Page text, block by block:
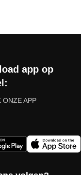
app op
ONZE APP